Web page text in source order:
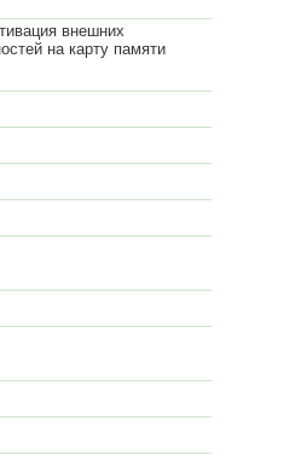
внешних
на карту памяти